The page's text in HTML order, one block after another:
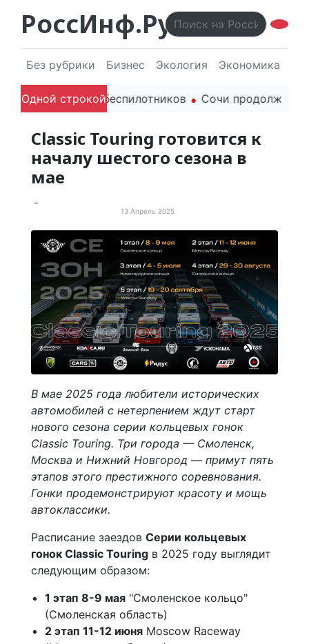
РоссИнф.Ру
Без рубрики Бизнес Экология Экономика
Одной строкой
гражданских беспилотников Сочи продолжает
Classic Touring готовится к
началу шестого сезона в
мае
13 Апрель 2025
В мае 2025 года любители исторических
автомобилей с нетерпением ждут старт
нового сезона серии кольцевых гонок
Classic Touring. Три города — Смоленск,
Москва и Нижний Новгород — примут пять
этапов этого престижного соревнования.
Гонки продемонстрируют красоту и мощь
автоклассики.
Расписание заездов Серии кольцевых
гонок Classic Touring в 2025 году выглядит
следующим образом:
1 этап 8-9 мая "Смоленское кольцо"
(Смоленская область)
2 этап 11-12 июня Moscow Raceway